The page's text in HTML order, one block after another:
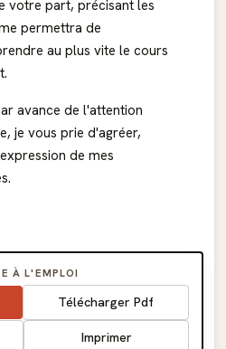
votre part, précisant les
permettra de
au plus vite le cours
avance de l'attention
je vous prie d'agréer,
de mes
À L'EMPLOI
Télécharger Pdf
Imprimer